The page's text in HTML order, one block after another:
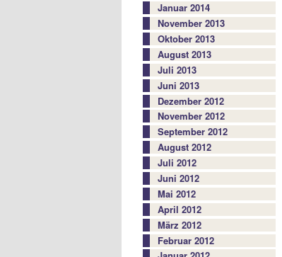
Januar 2014
November 2013
Oktober 2013
August 2013
Juli 2013
Juni 2013
Dezember 2012
November 2012
September 2012
August 2012
Juli 2012
Juni 2012
Mai 2012
April 2012
März 2012
Februar 2012